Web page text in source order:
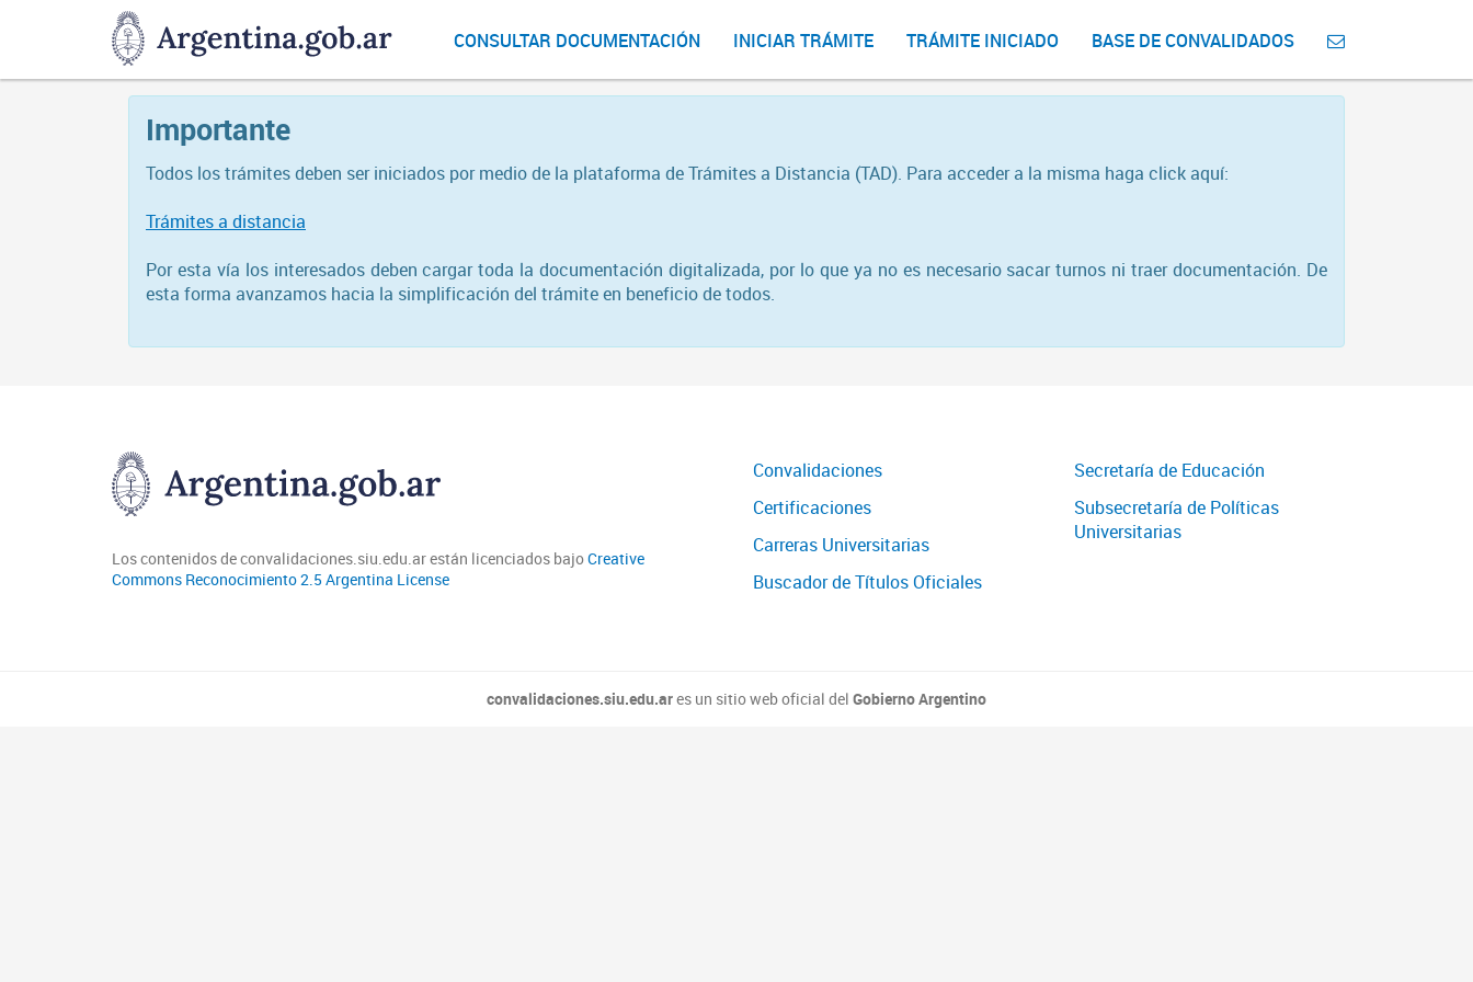
DNGU
Dirección
Nacional
de
Gestión
Universitaria
CONSULTAR DOCUMENTACIÓN INICIAR TRÁMITE TRÁMITE INICIADO BASE DE CONVALIDADOS
Importante
Todos los trámites deben ser iniciados por medio de la plataforma de Trámites a Distancia (TAD). Para acceder a la misma haga click aquí:
Trámites a distancia
Por esta vía los interesados deben cargar toda la documentación digitalizada, por lo que ya no es necesario sacar turnos ni traer documentación. De
esta forma avanzamos hacia la simplificación del trámite en beneficio de todos.
Los contenidos de convalidaciones.siu.edu.ar están licenciados bajoCreative
Commons Reconocimiento 2.5 Argentina License
Convalidaciones
Certificaciones
Carreras Universitarias
Buscador de Títulos Oficiales
Secretaría de Educación
Subsecretaría de Políticas
Universitarias
convalidaciones.siu.edu.ares un sitio web oficial del Gobierno Argentino